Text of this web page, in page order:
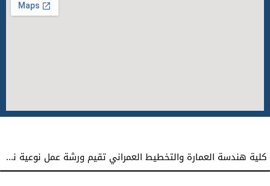
كلية هندسة العمارة والتخطيط العمراني تقيم ورشة عمل نوعية نحو إعداد مشاريع تخرج معمارية مميزة